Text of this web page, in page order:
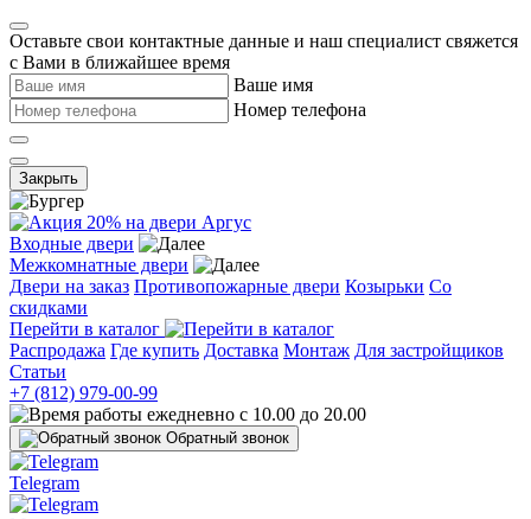
Оставьте свои контактные данные и наш специалист свяжется
с Вами в ближайшее время
Ваше имя
Номер телефона
Закрыть
Входные двери
Межкомнатные двери
Двери на заказ Противопожарные двери Козырьки Со
скидками
Перейти в каталог
Распродажа Где купить Доставка Монтаж Для застройщиков
Статьи
+7 (812) 979-00-99
ежедневно с 10.00 до 20.00
Обратный звонок
Telegram